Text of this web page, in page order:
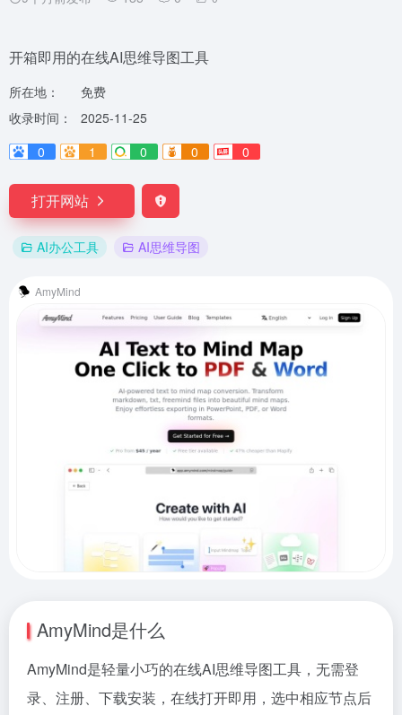
开箱即用的在线AI思维导图工具
所在地：
免费
收录时间：
2025-11-25
0
1 0 0 0
打开网站
AI办公工具 AI思维导图
AmyMind
AmyMind是什么
AmyMind是轻量小巧的在线AI思维导图工具，无需登
录、注册、下载安装，在线打开即用，选中相应节点后